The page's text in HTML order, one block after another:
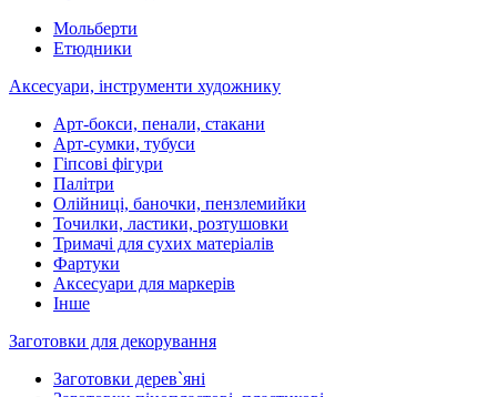
Мольберти
Етюдники
Аксесуари, інструменти художнику
Арт-бокси, пенали, стакани
Арт-сумки, тубуси
Гіпсові фігури
Палітри
Олійниці, баночки, пензлемийки
Точилки, ластики, розтушовки
Тримачі для сухих матеріалів
Фартуки
Аксесуари для маркерів
Інше
Заготовки для декорування
Заготовки дерев`яні